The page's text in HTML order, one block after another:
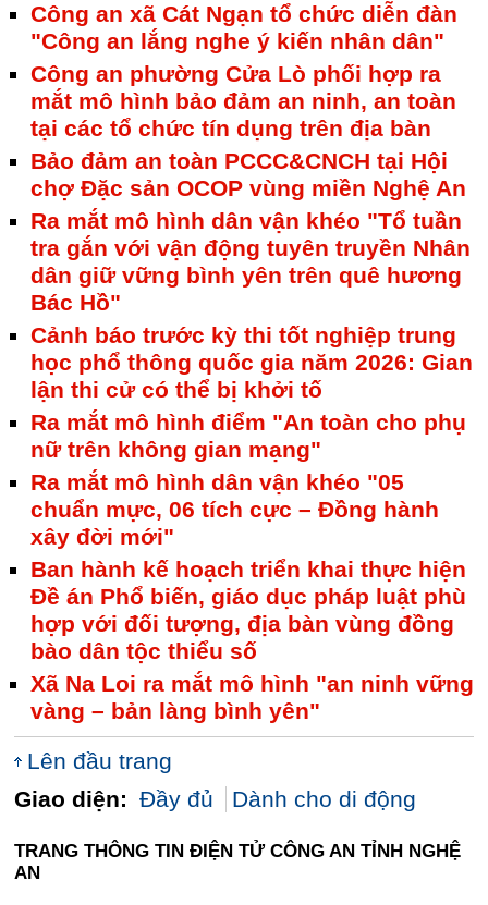
Công an xã Cát Ngạn tổ chức diễn đàn
"Công an lắng nghe ý kiến nhân dân"
Công an phường Cửa Lò phối hợp ra
mắt mô hình bảo đảm an ninh, an toàn
tại các tổ chức tín dụng trên địa bàn
Bảo đảm an toàn PCCC&CNCH tại Hội
chợ Đặc sản OCOP vùng miền Nghệ An
Ra mắt mô hình dân vận khéo "Tổ tuần
tra gắn với vận động tuyên truyền Nhân
dân giữ vững bình yên trên quê hương
Bác Hồ"
Cảnh báo trước kỳ thi tốt nghiệp trung
học phổ thông quốc gia năm 2026: Gian
lận thi cử có thể bị khởi tố
Ra mắt mô hình điểm "An toàn cho phụ
nữ trên không gian mạng"
Ra mắt mô hình dân vận khéo "05
chuẩn mực, 06 tích cực – Đồng hành
xây đời mới"
Ban hành kế hoạch triển khai thực hiện
Đề án Phổ biến, giáo dục pháp luật phù
hợp với đối tượng, địa bàn vùng đồng
bào dân tộc thiểu số
Xã Na Loi ra mắt mô hình "an ninh vững
vàng – bản làng bình yên"
Lên đầu trang
Giao diện: Đầy đủ Dành cho di động
TRANG THÔNG TIN ĐIỆN TỬ CÔNG AN TỈNH NGHỆ
AN